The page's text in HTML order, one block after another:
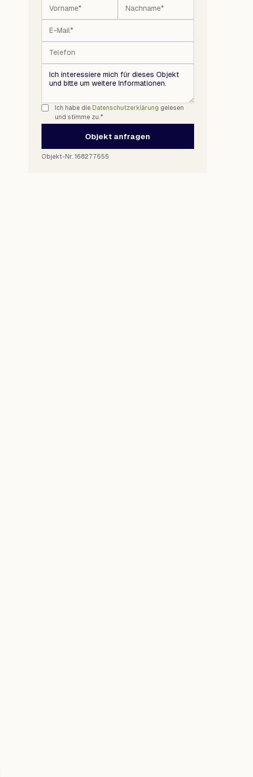
Ich habe die Datenschutzerklärung gelesen
und stimme zu.*
Objekt anfragen
Objekt-Nr. 168277555